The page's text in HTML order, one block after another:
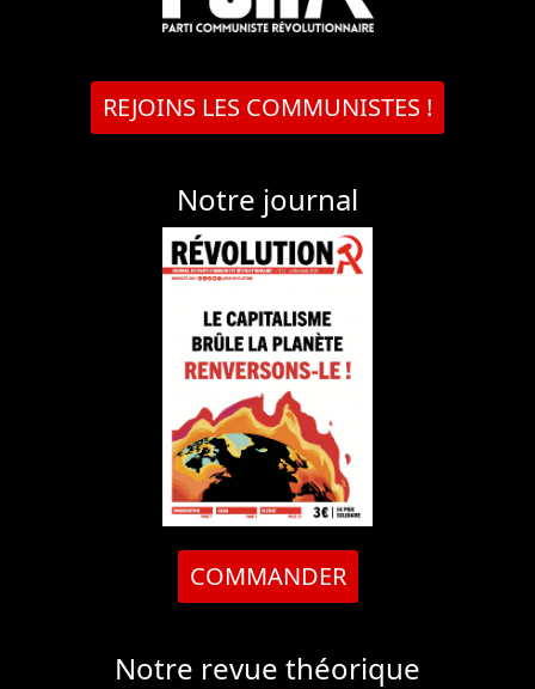
REJOINS LES COMMUNISTES !
Notre journal
COMMANDER
Notre revue théorique